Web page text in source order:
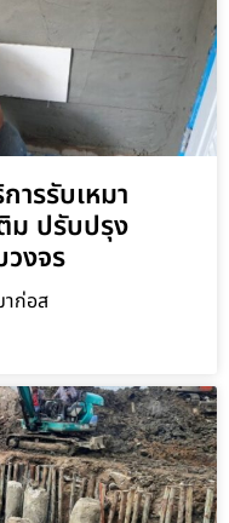
ารรับเหมา
ม ปรับปรุง
งจร
าก่อส